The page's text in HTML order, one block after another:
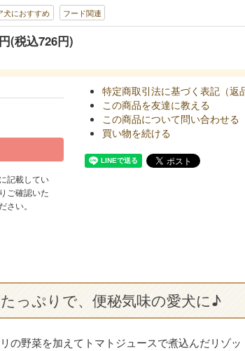
犬におすすめ フード関連
(税込726円)
記載してい
ご確認いた
い。
特定商取引法に基づく表記（返
この商品を友達に教える
この商品について問い合わせる
買い物を続ける
っぷりで、便秘気味の愛犬に♪
の野菜を加えてトマトジュースで煮込んだリゾ